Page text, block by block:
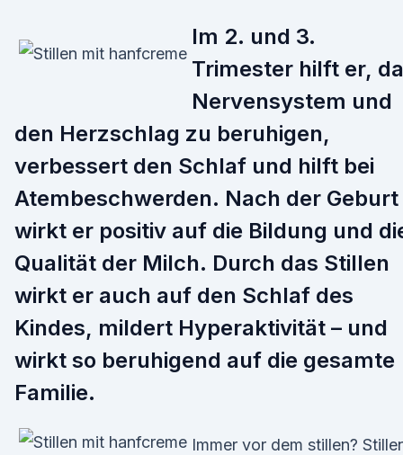
Im 2. und 3.
Trimester hilft er,
Nervensystem und
den Herzschlag zu beruhigen,
verbessert den Schlaf und hilft bei
Atembeschwerden. Nach der Geburt
wirkt er positiv auf die Bildung und
Qualität der Milch. Durch das Stillen
wirkt er auch auf den Schlaf des
Kindes, mildert Hyperaktivität – und
wirkt so beruhigend auf die gesamte
Familie.
Immer vor dem stillen?